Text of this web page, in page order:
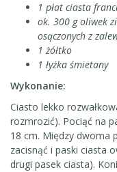
1 płat ciasta
ok. 300 g oliwek
osączonych z
1 żółtko
1 łyżka śmietany
Wykonanie:
Ciasto lekko
rozmrozić). Pociąć na
18 cm. Między dwoma
zacisnąć i paski ciasta
drugi pasek ciasta).